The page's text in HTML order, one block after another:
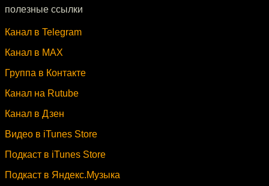
полезные ссылки
Канал в Telegram
Канал в MAX
Группа в Контакте
Канал на Rutube
Канал в Дзен
Видео в iTunes Store
Подкаст в iTunes Store
Подкаст в Яндекс.Музыка